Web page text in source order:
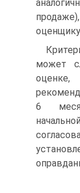
может
6